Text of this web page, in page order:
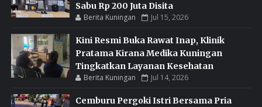
Sabu Rp 200 Juta Disita
Berita Kuningan Jul 15, 2026
Kini Resmi Buka Rawat Inap, Klinik
Pratama Kirana Medika Kuningan
Tingkatkan Layanan Kesehatan
Berita Kuningan Jul 14, 2026
Cemburu Pergoki Istri Bersama Pria